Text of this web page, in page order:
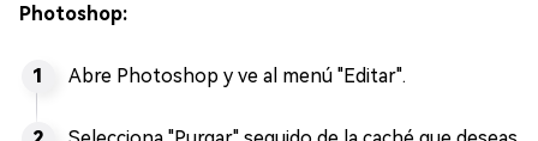
Photoshop:
Abre Photoshop y ve al menú "Editar".